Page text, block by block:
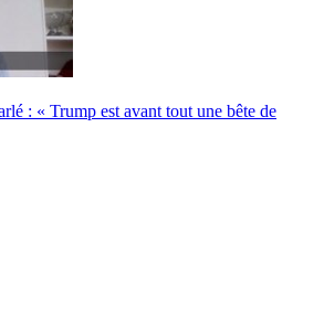
: « Trump est avant tout une bête de